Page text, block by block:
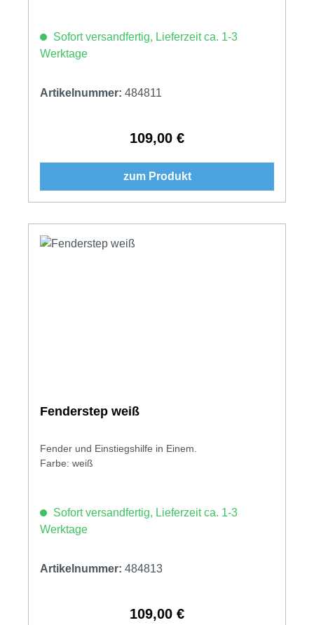
Sofort versandfertig, Lieferzeit ca. 1-3
Werktage
Artikelnummer: 484811
Regulärer Preis:
109,00 €
zum Produkt
Fenderstep weiß
Fender und Einstiegshilfe in Einem.
Farbe: weiß
Sofort versandfertig, Lieferzeit ca. 1-3
Werktage
Artikelnummer: 484813
Regulärer Preis:
109,00 €